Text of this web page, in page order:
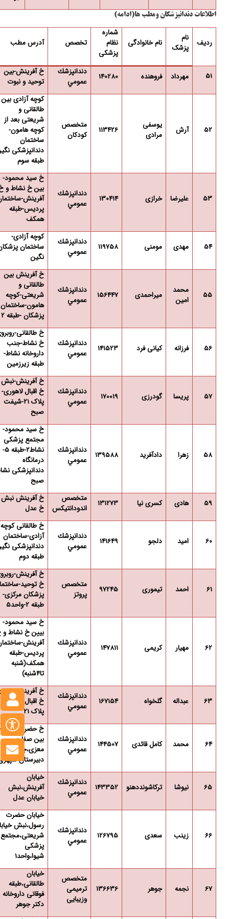
اطلاعات دندانپزشکان ومطب ها(ادامه)
ردیف
نام
پزشک
نام خانوادگی
شماره
نظام
پزشکی
تخصص آدرس مطب
51 مهرداد فروهنده 140280
دندانپزشك
عمومي
خ آفرینش-بین
توحید و نبوت
52 آرش
یوسفی
مرادی
113426
متخصص
کودکان
کوچه آزادی
طالقانی و
شریعتی بعد از
کوچه هامون-
ساختمان
دندانپزشکی
طبقه سوم
53 علیرضا خرازی 130414
دندانپزشك
عمومي
خ سید محمود-
بین خ نشاط و
آفرینش-
پردیس-طبقه
همکف
54 مهدی مومنی 119758
دندانپزشك
عمومي
کوچه آزادی-
ساختمان
نگین
55
محمد
امین
میراحمدی 156447
دندانپزشك
عمومي
خ آفرینش بین
طالقانی و
شریعتی-کوچه
هامون-ساختمان
پزشکان -طبقه 2
56 فرزانه کیانی فرد 141523
دندانپزشك
عمومي
خ طالقانی-
خ نشاط-جنب
داروخانه نشاط-
طبقه زیرزمین
57 پریسا گودرزی 170019
دندانپزشك
عمومي
خ آفرینش-نبش
خ اقبال لاهوری-
پلاک 21-شیفت
صبح
58 زهرا دادآفرید 139588
دندانپزشك
عمومي
خ سید محمود-
مجتمع پزشکی
نشاط2-طبقه 5-
درمانگاه
دندانپزشکی
صبح
59 هادی کسری نیا 131273
متخصص
اندودانتیکس
خ آفرینش نبش
خ عدل
60 امید دلجو 141649
دندانپزشك
عمومي
خ طالقانی کوچه
آزادی-ساختمان
دندانپزشکی
طبقه دوم
61 احمد تیموری 97245
متخصص
پروتز
خ آفرینش-
خ توحید-
پزشکان مرکزی-
طبقه 2-واحد5
62 مهیار کریمی 147811
دندانپزشك
عمومي
خ سید محمود-
بیین خ نشاط
آفرینش-
پردیس-طبقه
همکف(شنبه
تا4شنبه)
63 عبداله گلخواه 167154
دندانپزشك
عمومي
خ آفرینش
خ اقبال لاهوری-
پلاک 21
64 محمد کامل قائدی 144507
دندانپزشك
عمومي
خ حضرت
بین صفا و
معزی،جنب
دبیرستان
65 نیوشا ترکاشونددهنو 143352
دندانپزشك
عمومي
خیابان
آفرینش،نبش
خیابان عدل
66 زینب سعدی 126795
دندانپزشك
عمومي
خیابان حضرت
رسول،نبش
شریعتی،مجتمع
پزشکی
شیوا،واحد1
67 نجمه جوهر 136636
متخصص
ترمیمی
وزیبایی
خیابان
طالقانی،طبقه
فوقانی داروخانه
دکتر جوهر